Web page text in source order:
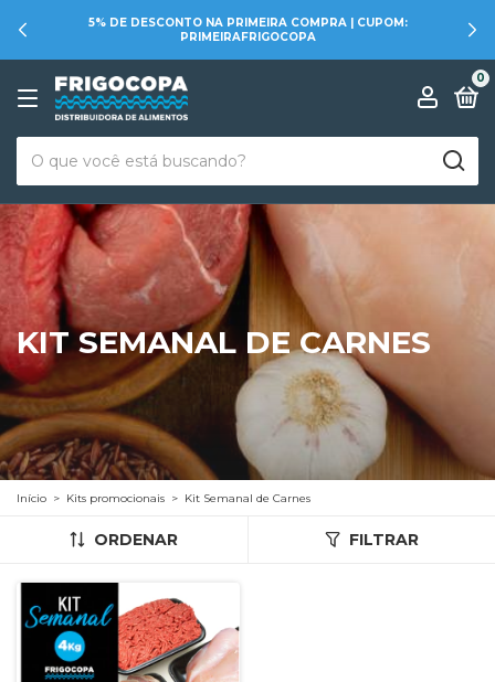
5% DE DESCONTO NA PRIMEIRA COMPRA | CUPOM:
PRIMEIRAFRIGOCOPA
0
KIT SEMANAL DE CARNES
Início > Kits promocionais > Kit Semanal de Carnes
ORDENAR FILTRAR